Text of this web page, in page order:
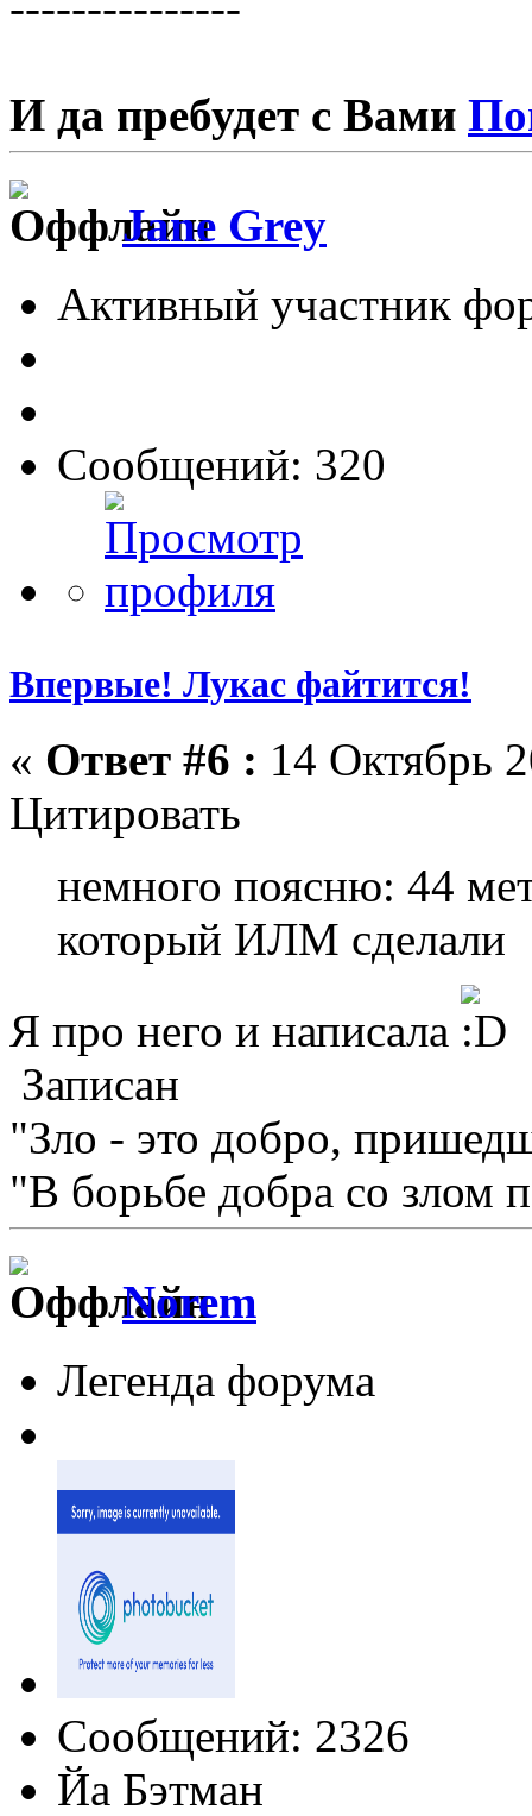
И да пребудет с Вами
Jane Grey
Активный участник
Сообщений: 320
Впервые! Лукас файтится!
« Ответ #6 : 14 Октябрь
Цитировать
немного поясню: 44
который ИЛМ сделали
Я про него и написала
Записан
"Зло - это добро,
"В борьбе добра со злом
Norem
Легенда форума
Сообщений: 2326
Йа Бэтман